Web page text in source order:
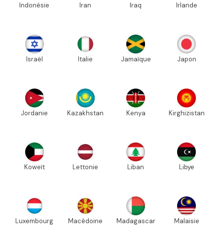
Indonésie Iran Iraq Irlande
Israël Italie Jamaïque Japon
Jordanie Kazakhstan Kenya Kirghizistan
Koweït Lettonie Liban Libye
Luxembourg Macédoine Madagascar Malaisie